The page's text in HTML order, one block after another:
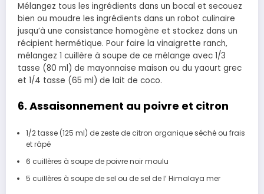
Mélangez tous les ingrédients dans un bocal et secouez
bien ou moudre les ingrédients dans un robot culinaire
jusqu’à une consistance homogène et stockez dans un
récipient hermétique. Pour faire la vinaigrette ranch,
mélangez 1 cuillère à soupe de ce mélange avec 1/3
tasse (80 ml) de mayonnaise maison ou du yaourt grec
et 1/4 tasse (65 ml) de lait de coco.
6. Assaisonnement au poivre et citron
1/2 tasse (125 ml) de zeste de citron organique séché ou frais
et râpé
6 cuillères à soupe de poivre noir moulu
5 cuillères à soupe de sel ou de sel de l’ Himalaya mer